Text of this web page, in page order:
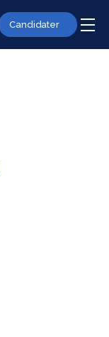
Candidater